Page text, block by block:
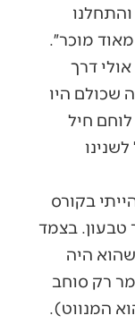
והתחלנו
מוכר״.
דרך
היו
חיל
אני הייתי בקורס
טבעון. בצמד
שהוא היה
רק סוחב
המנווט).